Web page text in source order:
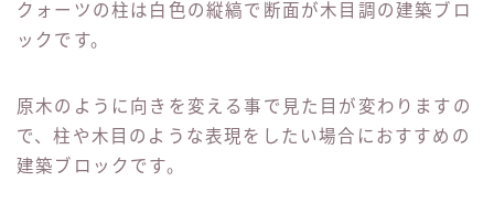
クォーツの柱は白色の縦縞で断面が木目調の建築ブロ
ックです。
原木のように向きを変える事で見た目が変わりますの
で、柱や木目のような表現をしたい場合におすすめの
建築ブロックです。